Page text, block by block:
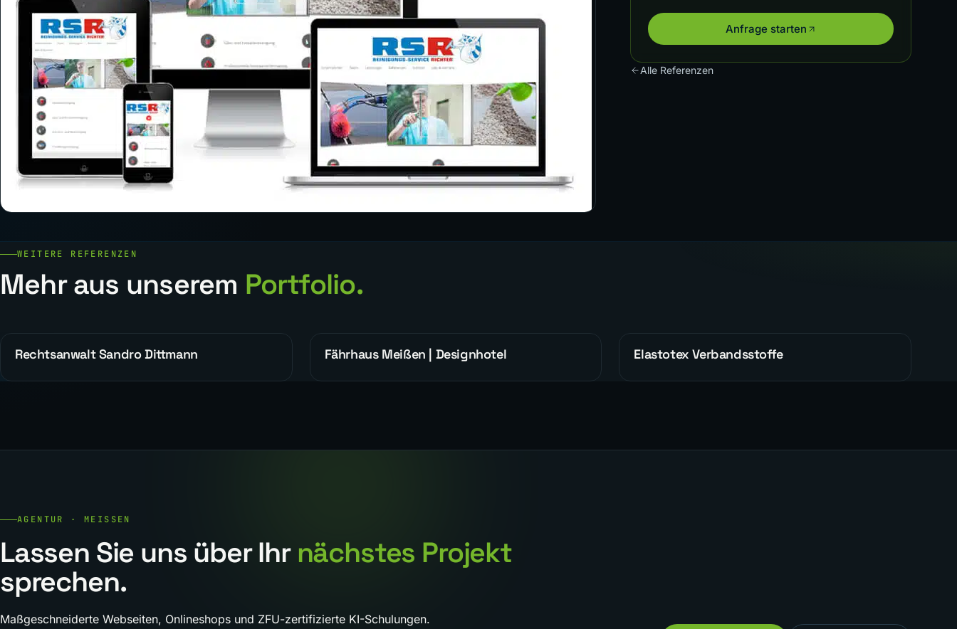
Anfrage starten
Alle Referenzen
WEITERE REFERENZEN
Mehr aus unserem Portfolio.
ALLGEMEIN
Rechtsanwalt Sandro Dittmann WEBDESIGN
Fährhaus Meißen | Designhotel REFERENZEN
Elastotex Verbandsstoffe
AGENTUR · MEISSEN
Lassen Sie uns über Ihr nächstes Projekt
sprechen.
Maßgeschneiderte Webseiten, Onlineshops und ZFU-zertifizierte KI-Schulungen.